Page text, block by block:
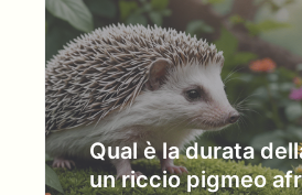
Qual è la durata
un riccio pigmeo